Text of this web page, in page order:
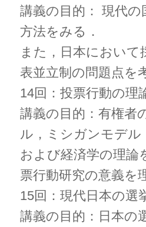
講義の目的： 現代
方法をみる．
また，日本において
表並立制の問題点を
14回：投票行動の理
講義の目的：有権者
ル，ミシガンモデル
および経済学の理論
票行動研究の意義を
15回：現代日本の選
講義の目的：日本の